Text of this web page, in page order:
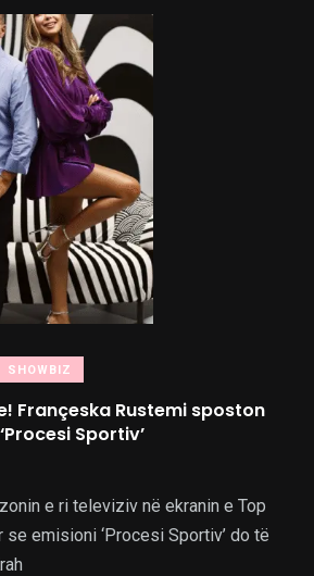
SHOWBIZ
Françeska Rustemi sposton
Sportiv’
e ri televiziv në ekranin e Top
se emisioni ‘Procesi Sportiv’ do të